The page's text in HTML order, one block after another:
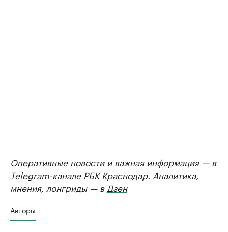
Оперативные новости и важная информация — в
Telegram-канале РБК Краснодар. Аналитика,
мнения, лонгриды — в Дзен
Авторы